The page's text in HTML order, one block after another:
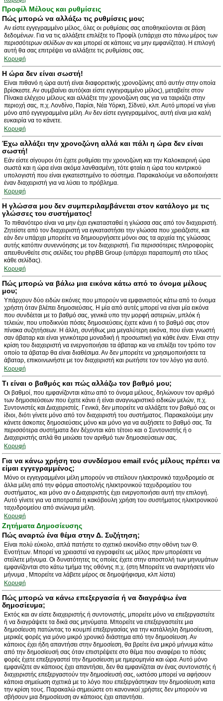
Προφίλ Μέλους και ρυθμίσεις
Πώς μπορώ να αλλάξω τις ρυθμίσεις μου;
Αν είστε εγγεγραμμένο μέλος, όλες οι ρυθμίσεις σας αποθηκεύονται σε βάση
δεδομένων. Για να τις αλλάξετε επιλέξτε το Προφίλ (υπάρχει στο πάνω μέρος των
περισσότερων σελίδων αν και μπορεί σε κάποιες να μην εμφανίζεται). Η επιλογή
αυτή θα σας επιτρέψει να αλλάξετε τις ρυθμίσεις σας.
Κορυφή
Η ώρα δεν είναι σωστή!
Είναι πιθανό η ώρα αυτή είναι διαφορετικής χρονοζώνης από αυτήν στην οποία
βρίσκεστε. Αν συμβαίνει αυτό(και είστε εγγεγραμμένο μέλος), μεταβείτε στον
Πίνακα ελέγχου μέλους και αλλάξτε την χρονοζώνη σας για να ταιριάζει στην
περιοχή σας, π.χ. Λονδίνο, Παρίσι, Νέα Υόρκη, Σίδνεϋ, κλπ. Αυτό μπορεί να γίνει
μόνο από εγγεγραμμένα μέλη. Αν δεν είστε εγγεγραμμένος, αυτή είναι μια καλή
ευκαιρία να το κάνετε.
Κορυφή
Έχω αλλάξει την χρονοζώνη αλλά και πάλι η ώρα δεν είναι
σωστή!
Εάν είστε σίγουροι ότι έχετε ρυθμίσει την χρονοζώνη και την Καλοκαιρινή ώρα
σωστά και η ώρα είναι ακόμα λανθασμένη, τότε φταίει η ώρα του κεντρικού
υπολογιστή που είναι εγκατεστημένο το σύστημα. Παρακαλούμε να ειδοποιήσετε
έναν διαχειριστή για να λύσει το πρόβλημα.
Κορυφή
Η γλώσσα μου δεν συμπεριλαμβάνεται στον κατάλογο με τις
γλώσσες του συστήματος!
Το πιθανότερο είναι να μην έχει εγκατασταθεί η γλώσσα σας από τον διαχειριστή.
Ζητείστε από τον διαχειριστή να εγκαταστήσει την γλώσσα που χρειάζεστε, και
εάν δεν υπάρχει μπορείτε να δημιουργήσετε μόνοι σας τα αρχεία της γλώσσας
αυτής κατόπιν συνεννόησης με τον διαχειριστή. Για περισσότερες πληροφορίες
απευθυνθείτε στις σελίδες του phpBB Group (υπάρχει παραπομπή στο τέλος
κάθε σελίδας).
Κορυφή
Πώς μπορώ να βάλω μια εικόνα κάτω από το όνομα μέλους
μου;
Υπάρχουν δύο ειδών εικόνες που μπορούν να εμφανιστούς κάτω από το όνομα
χρήστη όταν βλέπει δημοσιεύσεις. Η μία από αυτές μπορεί να είναι μία εικόνα
που συνδέεται με το βαθμό σας, γενικά υπο την μορφή αστεριών, μπλόκ ή
τελειών, που υποδικνύει πόσες δημοσιεύσεις έχετε κάνει ή το βαθμό σας στον
πίνακα συζητήσεων. Η άλλη, συνήθως μια μεγαλύτερη εικόνα, που είναι γνωστή
σαν άβαταρ και είναι γενικότερα μοναδική ή προσωπική για κάθε έναν. Είναι στην
κρίση του διαχειριστή να ενεργοποιήσει τα άβαταρ και να επιλέξει τον τρόπο τον
οποίο τα άβαταρ θα είναι διαθέσιμα. Αν δεν μπορείτε να χρησιμοποιήσετε τα
άβαταρ, επικοινωνήστε με τον διαχειριστή και ρωτήστε τον τον λόγο για αυτό.
Κορυφή
Τι είναι ο βαθμός και πώς αλλάζω τον βαθμό μου;
Οι βαθμοί, που εμφανίζονται κάτω από το όνομα μέλους, δηλώνουν τον αριθμό
των δημοσιεύσεων που έχετε κάνει ή είναι αναγνωριστικό ειδικών μελών, π.χ.
Συντονιστές και Διαχειριστές. Γενικά, δεν μπορείτε να αλλάξετε τον βαθμό σας οι
ίδιοι, διότι γίνετε μόνο από τον διαχειριστή του συστήματος. Παρακαλούμε μην
κάνετε άσκοπες δημοσιεύσεις μόνο και μόνο για να αυξήσετε το βαθμό σας. Τα
περισσότερα συστήματα δεν δέχονται κάτι τέτοιο και ο Συντονιστής ή ο
Διαχειριστής απλά θα μειώσει τον αριθμό των δημοσιεύσεων σας.
Κορυφή
Για να κάνω χρήση του συνδέσμου email ενός μέλους πρέπει να
είμαι εγγεγραμμένος;
Μόνο οι εγγεγραμμένοι μέλη μπορούν να στείλουν ηλεκτρονικό ταχυδρομείο σε
άλλα μέλη από την φόρμα αποστολής ηλεκτρονικού ταχυδρομείου του
συστήματος, και μόνο αν ο Διαχειριστής έχει ενεργοποιήσει αυτή την επιλογή.
Αυτό γίνετε για να αποτραπεί η κακόβουλη χρήση του συστήματος ηλεκτρονικού
ταχυδρομείου από ανώνυμα μέλη.
Κορυφή
Ζητήματα Δημοσίευσης
Πώς αναρτώ ένα θέμα στην Δ. Συζήτηση;
Είναι πολύ εύκολο, απλά πατήστε το σχετικό εικονίδιο στην οθόνη των Θ.
Ενοτήτων. Μπορεί να χρειαστεί να εγγραφείτε ως μέλος πριν μπορέσετε να
στείλετε μήνυμα. Οι δυνατότητες τις οποίες έχετε στην αποστολή των μηνυμάτων
εμφανίζονται στο κάτω τμήμα της οθόνης π.χ. (στη Μπορείτε να αναρτήσετε νέο
μήνυμα , Μπορείτε να λάβετε μέρος σε δημοψήφισμα, κλπ λίστα)
Κορυφή
Πώς μπορώ να κάνω επεξεργασία ή να διαγράψω ένα
δημοσίευμα;
Εκτός και αν είστε διαχειριστής ή συντονιστής, μπορείτε μόνο να επεξεργαστείτε
ή να διαγράψετε τα δικά σας μηνύματα. Μπορείτε να επεξεργαστείτε μια
δημοσίευση πατώντας το κουμπί επεξεργασίας για την κατάλληλη δημοσίευση,
μερικές φορές για μόνο μικρό χρονικό διάστημα από την δημοσίευση. Αν
κάποιος έχει ήδη απαντήσει στην δημοσίεση, θα βρείτε ένα μικρό μήνυμα κάτω
από την δημοσίευσή σας όταν επιστρέψετε στο θέμα που αναφέρει το πόσες
φορές έχετε επεξεργαστεί την δημοσίευση με ημερομηνία και ώρα. Αυτό μόνο
εμφανίζετε αν κάποιος έχει απαντήσει, δεν θα εμφανίζεται αν ένας συντονιστής ή
διαχειριστής επεξεργαστούν την δημοσίευσή σας, ωστόσο μπορεί να αφήσουν
κάποια σημείωση σχετικά με το λόγο που επεξεργάστηκαν την δημοσίευση κατα
την κρίση τους. Παρακαλώ σημειώστε οτι κανονικοί χρήστες δεν μπορούν να
σβήσουν μια δημοσίευση αν κάποιος έχει απαντήσει.